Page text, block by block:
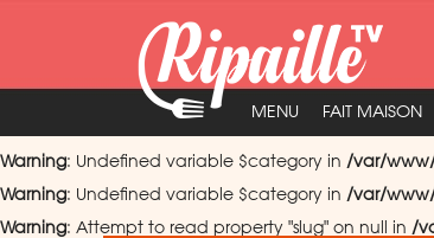
MENU FAIT MAISON
Warning: Undefined variable $category in /var/
Warning: Undefined variable $category in /var/
Warning: Attempt to read property "slug" on null in /